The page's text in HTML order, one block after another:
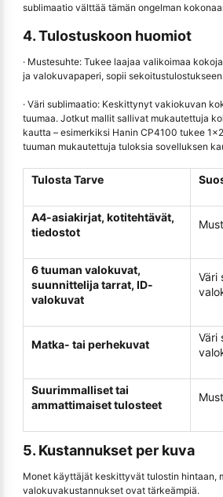
sublimaatio välttää tämän ongelman
4. Tulostuskoon huomiot
· Mustesuhte: Tukee laajaa valikoimaa
ja valokuvapaperi, sopii sekoitustulostukseen.
· Väri sublimaatio: Keskittynyt vakiokuvan
tuumaa. Jotkut mallit sallivat mukautettuja
kautta – esimerkiksi Hanin CP4100 tukee
tuuman mukautettuja tuloksia sovelluksen
Tulosta Tarve
A4-asiakirjat, kotitehtävät,
tiedostot
6 tuuman valokuvat,
suunnittelija tarrat, ID-
valokuvat
Väri
Matka- tai perhekuvat
Väri
Suurimmalliset tai
ammattimaiset tulosteet
5. Kustannukset per kuva
Monet käyttäjät keskittyvät tulostin hintaan,
valokuvakustannukset ovat tärkeämpiä.